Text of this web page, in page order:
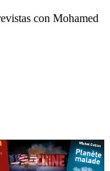
con Mohamed